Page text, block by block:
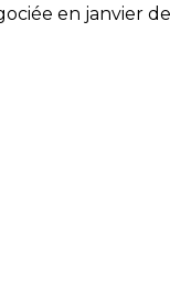
en janvier